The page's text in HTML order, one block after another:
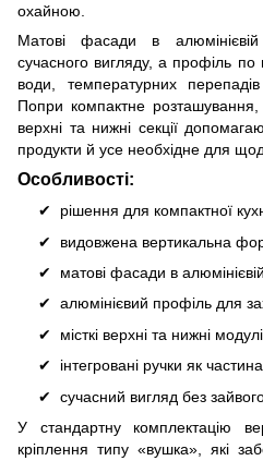
охайною.
Матові фасади в
сучасного вигляду, а профіль по
води, температурних
Попри компактне розташування,
верхні та нижні секції
продукти й усе необхідне для
Особливості:
рішення для компактної
видовжена вертикальна
матові фасади в
алюмінієвий профіль для
місткі верхні та нижні
інтегровані ручки як
сучасний вигляд без
У стандартну комплектацію
кріплення типу «вушка», які